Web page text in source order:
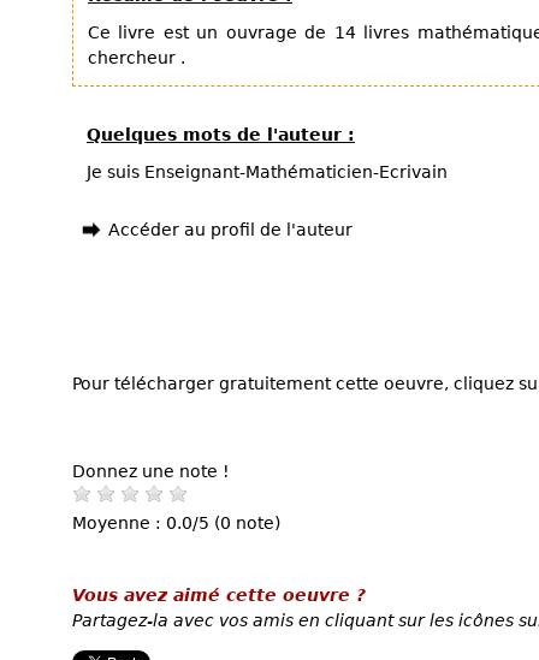
Ce livre est un ouvrage de 14 livres
chercheur .
Quelques mots de l'auteur :
Je suis Enseignant-Mathématicien-Ecrivain
Accéder au profil de l'auteur
Pour télécharger gratuitement cette oeuvre, cliquez
Donnez une note !
Moyenne : 0.0/5 (0 note)
Vous avez aimé cette oeuvre ?
Partagez-la avec vos amis en cliquant sur les icônes